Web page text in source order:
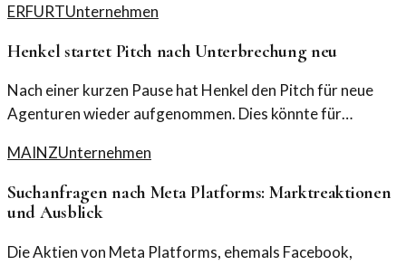
ERFURTUnternehmen
Henkel startet Pitch nach Unterbrechung neu
Nach einer kurzen Pause hat Henkel den Pitch für neue
Agenturen wieder aufgenommen. Dies könnte für
sorgen.
MAINZUnternehmen
Suchanfragen nach Meta Platforms: Marktreaktionen
und Ausblick
Die Aktien von Meta Platforms, ehemals Facebook,